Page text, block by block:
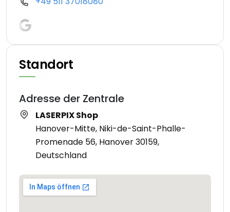
Standort
Adresse der Zentrale
LASERPIX Shop
Hanover-Mitte, Niki-de-Saint-Phalle-
Promenade 56, Hanover 30159,
Deutschland